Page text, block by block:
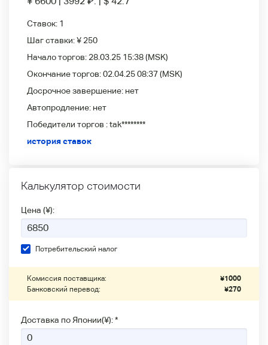
Ставок: 1
Шаг ставки:¥ 250
Начало торгов: 28.03.25 15:38(MSK)
Окончание торгов:02.04.25 08:37(MSK)
Досрочное завершение: нет
Автопродление: нет
Победители
торгов :tak********
история ставок
Калькулятор стоимости
Цена (¥):
Потребительский налог
Комиссия поставщика: ¥1000
Банковский перевод:
¥270
Доставка по Японии(¥): *